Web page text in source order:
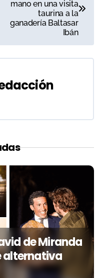
mano en una visita
taurina a la
ganadería Baltasar
Ibán
de Miranda
alternativa